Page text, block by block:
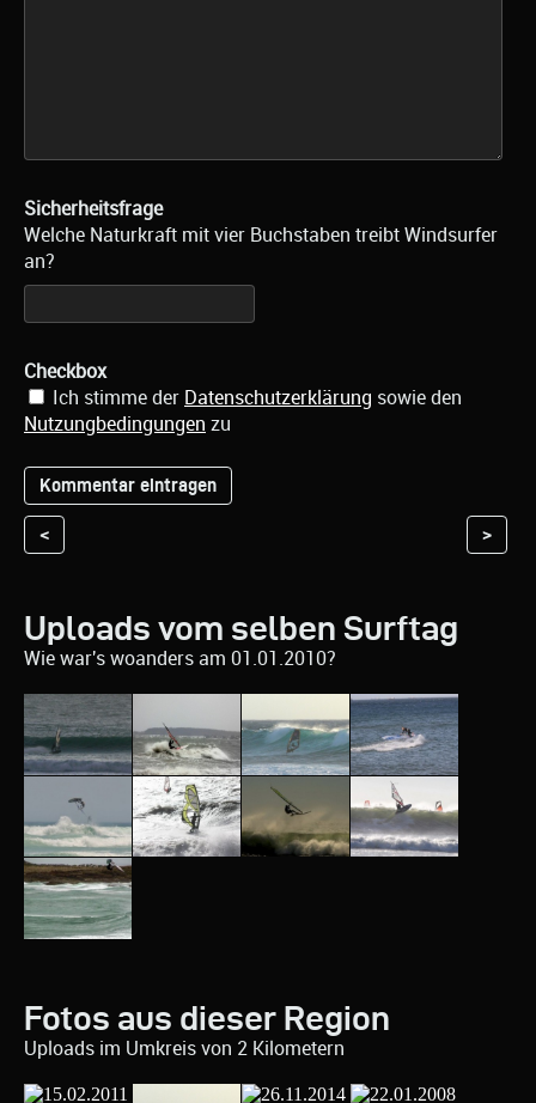
Sicherheitsfrage
Welche Naturkraft mit vier Buchstaben treibt Windsurfer
an?
Checkbox
Ich stimme der Datenschutzerklärung sowie den
Nutzungbedingungen zu
< >
Uploads vom selben Surftag
Wie war's woanders am 01.01.2010?
Fotos aus dieser Region
Uploads im Umkreis von 2 Kilometern